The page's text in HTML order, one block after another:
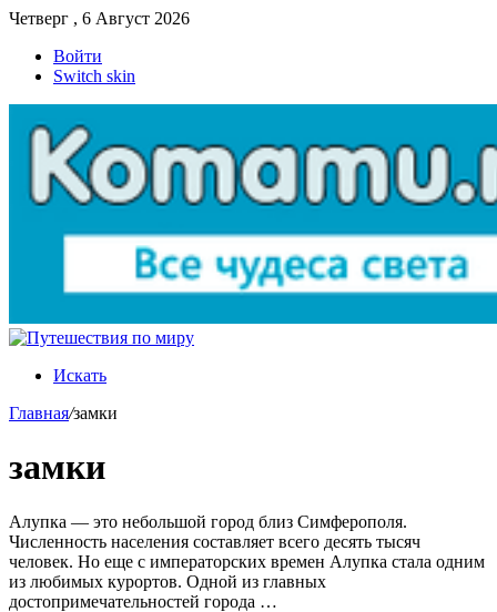
Четверг , 6 Август 2026
Войти
Switch skin
Искать
Главная/замки
замки
Алупка — это небольшой город близ Симферополя.
Численность населения составляет всего десять тысяч
человек. Но еще с императорских времен Алупка стала одним
из любимых курортов. Одной из главных
достопримечательностей города …